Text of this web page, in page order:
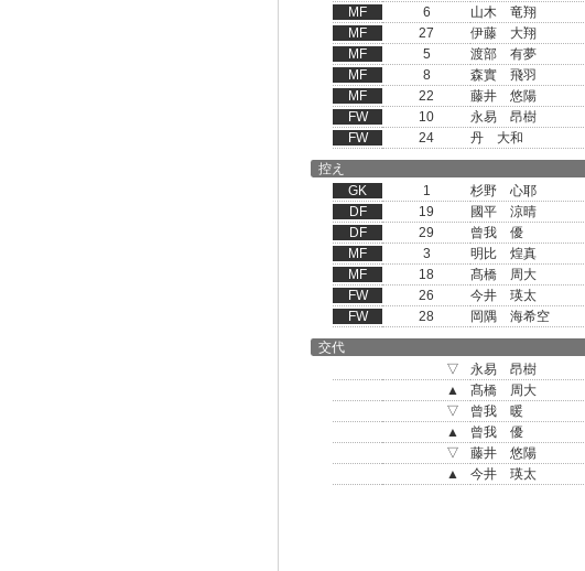
MF
6
山木 竜翔
MF
27
伊藤 大翔
MF
5
渡部 有夢
MF
8
森實 飛羽
MF
22
藤井 悠陽
FW
10
永易 昂樹
FW
24 丹 大和
控え
GK
1
杉野 心耶
DF
19
國平 涼晴
DF
29
曾我 優
MF
3
明比 煌真
MF
18
髙橋 周大
FW
26
今井 瑛太
FW
28 岡隅 海希空
交代
▽
永易 昂樹
▲
髙橋 周大
▽
曾我 暖
▲
曾我 優
▽
藤井 悠陽
▲
今井 瑛太